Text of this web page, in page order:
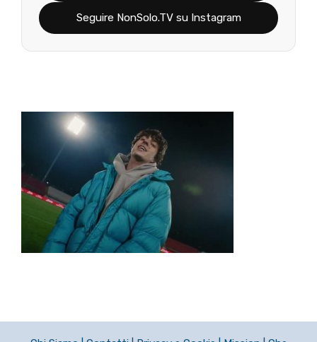
Seguire NonSolo.TV su Instagram